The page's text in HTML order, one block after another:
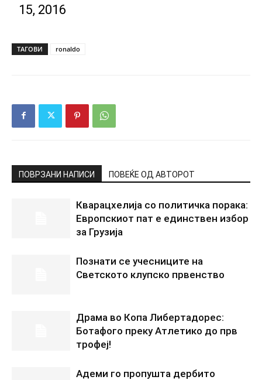
15, 2016
ТАГОВИ ronaldo
ПОВРЗАНИ НАПИСИ ПОВЕЌЕ ОД АВТОРОТ
Кварацхелија со политичка порака:
Европскиот пат е единствен избор
за Грузија
Познати се учесниците на
Светското клупско првенство
Драма во Копа Либертадорес:
Ботафого преку Атлетико до прв
трофеј!
Адеми го пропушта дербито